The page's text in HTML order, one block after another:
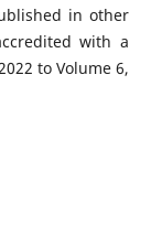
in other
with a
to Volume 6,